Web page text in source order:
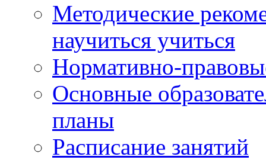
Методические
научиться учиться
Нормативно-
Основные
планы
Расписание занятий